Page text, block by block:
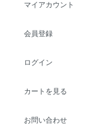
マイアカウント
会員登録
ログイン
カートを見る
お問い合わせ